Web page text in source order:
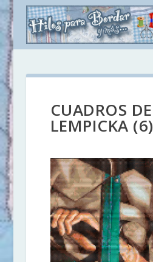
CUADROS DE
LEMPICKA (6)